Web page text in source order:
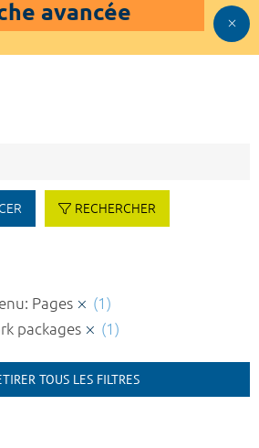
avancée
RECHERCHER
Pages
(1)
packages
(1)
TOUS LES FILTRES